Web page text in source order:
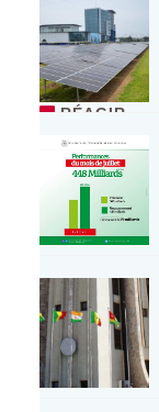
RÉAGIR